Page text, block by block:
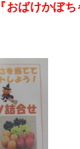
『おばけかぼ